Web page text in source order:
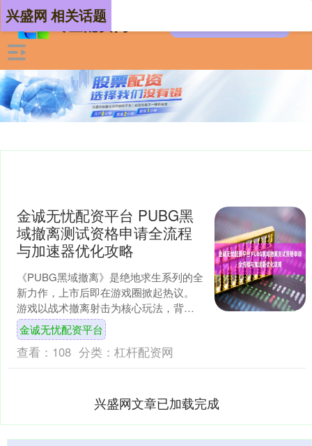
兴盛网 相关话题
金诚无忧配资平台 PUBG黑
域撤离测试资格申请全流程
与加速器优化攻略
《PUBG黑域撤离》是绝地求生系列的全
新力作，上市后即在游戏圈掀起热议。
游戏以战术撤离射击为核心玩法，背景
设定在一座因异常现象而极度危险的孤
岛上。玩家扮演合同执....
金诚无忧配资平台
查看： 108 分类： 杠杆配资网
兴盛网文章已加载完成